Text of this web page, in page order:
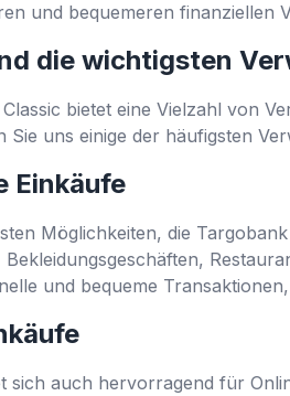
und bequemeren finanziellen
die wichtigsten
bietet eine Vielzahl von
Sie uns einige der häufigsten
Einkäufe
Möglichkeiten, die
und bequeme
sich auch hervorragend für